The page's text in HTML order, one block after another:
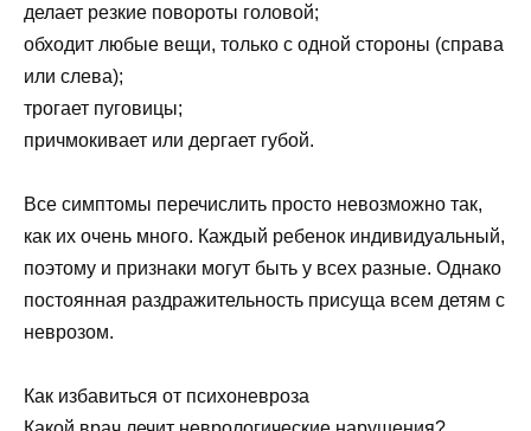
делает резкие повороты головой;
обходит любые вещи, только с одной стороны (справа
или слева);
трогает пуговицы;
причмокивает или дергает губой.
Все симптомы перечислить просто невозможно так,
как их очень много. Каждый ребенок индивидуальный,
поэтому и признаки могут быть у всех разные. Однако
постоянная раздражительность присуща всем детям с
неврозом.
Как избавиться от психоневроза